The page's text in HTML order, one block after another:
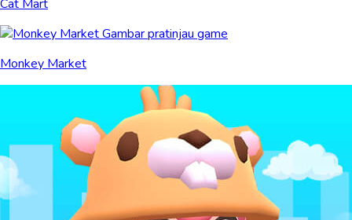
Cat Mart
Monkey Market